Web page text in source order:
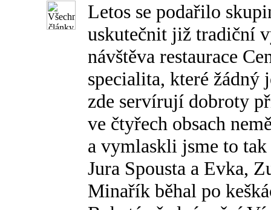
Letos se podařilo
uskutečnit již tradiční
návštěva restaurace
specialita, které žádný
zde servírují dobroty
ve čtyřech obsach
a vymlaskli jsme to
Jura Spousta a Evka,
Minařík běhal po